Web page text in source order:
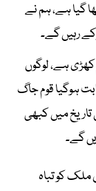
گیا ہے، ہم نے
رہیں گے۔
کھڑی ہے، لوگوں
ہوگیا قوم جاگ
میں کبھی
گے۔
ملک کو تباہ